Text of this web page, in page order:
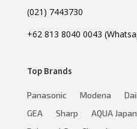
(021) 7443730
+62 813 8040 0043
Top Brands
Panasonic Modena
GEA
Sharp AQUA Japan